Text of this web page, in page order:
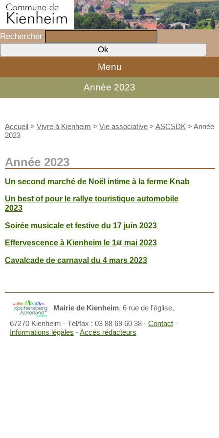
Rechercher
Menu
Année 2023
Accueil > Vivre à Kienheim > Vie associative > ASCSDK > Année
2023
Année 2023
Un second marché de Noël intime à la ferme Knab
Un best of pour le rallye touristique automobile
2023
Soirée musicale et festive du 17 juin 2023
Effervescence à Kienheim le 1er mai 2023
Cavalcade de carnaval du 4 mars 2023
Mairie de Kienheim, 6 rue de l’église,
67270 Kienheim - Tél/fax : 03 88 69 60 38 - Contact -
Informations légales -Accès rédacteurs